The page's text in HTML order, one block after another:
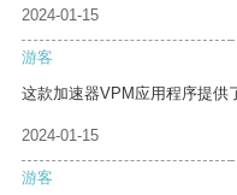
2024-01-15
游客
这款加速器VPM应用程序提供
2024-01-15
游客